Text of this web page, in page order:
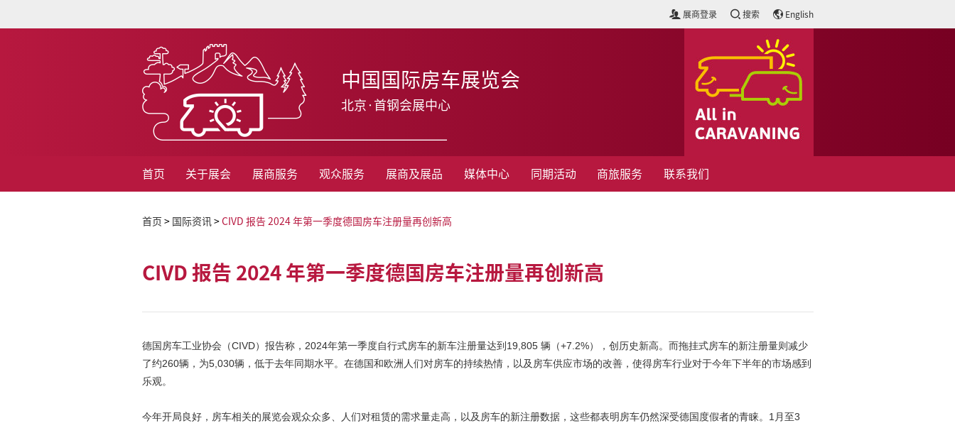
展商登录 搜索 English
中国国际房车展览会
北京·首钢会展中心
首页 关于展会 展商服务 观众服务 展商及展品 媒体中心 同期活动 商旅服务 联系我们
首页 > 国际资讯 > CIVD 报告 2024 年第一季度德国房车注册量再创新高
CIVD 报告 2024 年第一季度德国房车注册量再创新高
德国房车工业协会（CIVD）报告称，2024年第一季度自行式房车的新车注册量达到19,805 辆（+7.2%），创历史新高。而拖挂式房车的新注册量则减少
了约260辆，为5,030辆，低于去年同期水平。在德国和欧洲人们对房车的持续热情，以及房车供应市场的改善，使得房车行业对于今年下半年的市场感到
乐观。
今年开局良好，房车相关的展览会观众众多、人们对租赁的需求量走高，以及房车的新注册数据，这些都表明房车仍然深受德国度假者的青睐。1月至3